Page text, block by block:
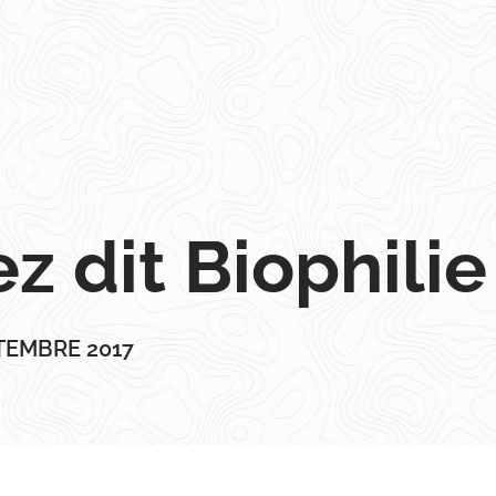
dit Biophilie
2017